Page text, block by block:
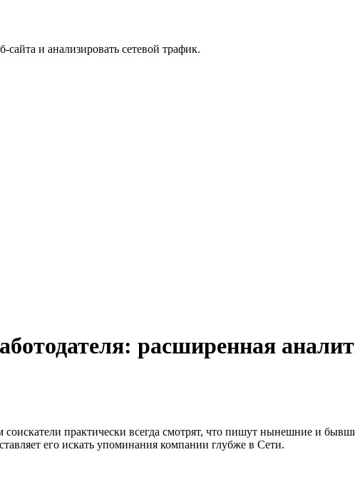
и анализировать сетевой трафик.
расширенная
соискатели практически всегда смотрят, что пишут нынешние и
его искать упоминания компании глубже в Cети.